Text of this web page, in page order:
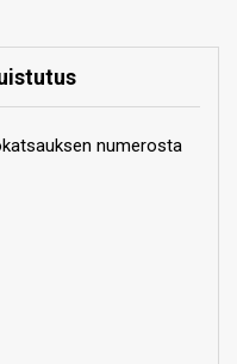
numerosta